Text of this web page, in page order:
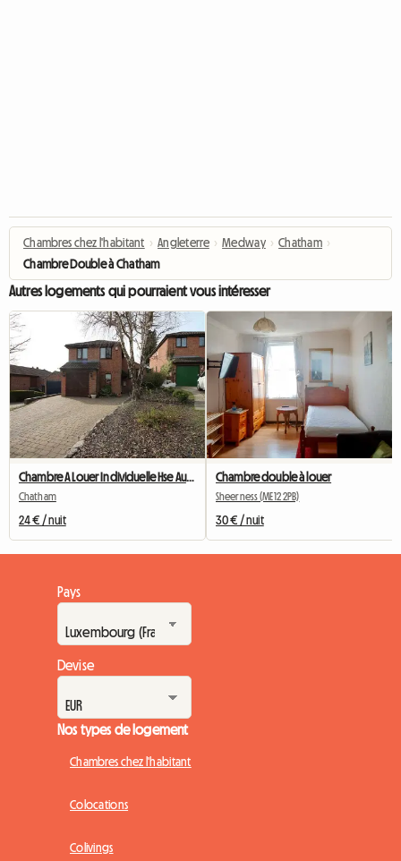
Chambres chez l'habitant › Angleterre › Medway › Chatham ›
Chambre Double à Chatham
Autres logements qui pourraient vous intéresser
Chambre A Louer Individuelle Hse Au Calme Proche
Chatham
24 € / nuit
Chambre double à louer
Sheerness (ME12 2PB)
30 € / nuit
Pays
Devise
Nos types de logement
Chambres chez l'habitant
Colocations
Colivings